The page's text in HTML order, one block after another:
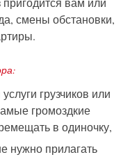
смены обстановки,
грузчиков или
громоздкие
в одиночку,
нужно прилагать